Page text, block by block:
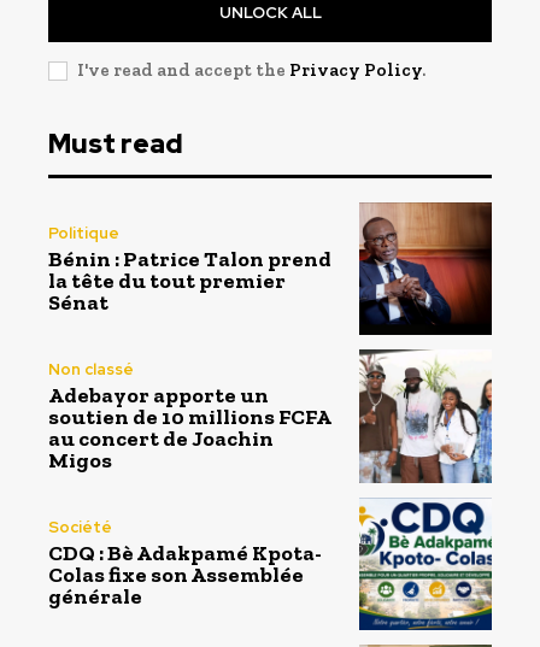
UNLOCK ALL
I've read and accept the Privacy Policy.
Must read
Politique
Bénin : Patrice Talon prend
la tête du tout premier
Sénat
Non classé
Adebayor apporte un
soutien de 10 millions FCFA
au concert de Joachin
Migos
Société
CDQ : Bè Adakpamé Kpota-
Colas fixe son Assemblée
générale